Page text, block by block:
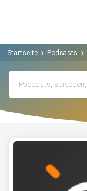
Startseite Podcasts